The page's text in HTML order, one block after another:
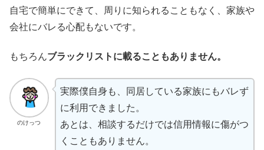
自宅で簡単にできて、周りに知られることもなく、家族や
会社にバレる心配もないです。
もちろんブラックリストに載ることもありません。
のけっつ
実際僕自身も、同居している家族にもバレず
に利用できました。
あとは、相談するだけでは信用情報に傷がつ
くこともありません。